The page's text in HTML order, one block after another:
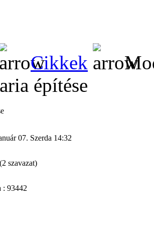
Cikkek
építése
07. Szerda 14:32
szavazat)
: 93442